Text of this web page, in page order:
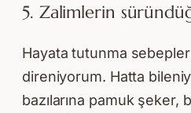
5. Zalimlerin
Hayata tutunma
direniyorum. Hatta
bazılarına pamuk şeker,